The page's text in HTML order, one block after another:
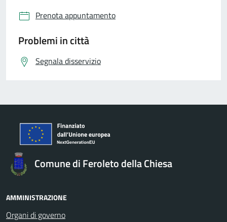
Prenota appuntamento
Problemi in città
Segnala disservizio
Comune di Feroleto della Chiesa
AMMINISTRAZIONE
Organi di governo